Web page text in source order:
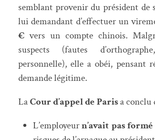
semblant provenir du président de
lui demandant d’effectuer un
€vers un compte chinois.
suspects (fautes
personnelle), elle a obéi, pensant
demande légitime.
LaCour d’appel de Parisa conclu
L’employeurn’avait pas formé